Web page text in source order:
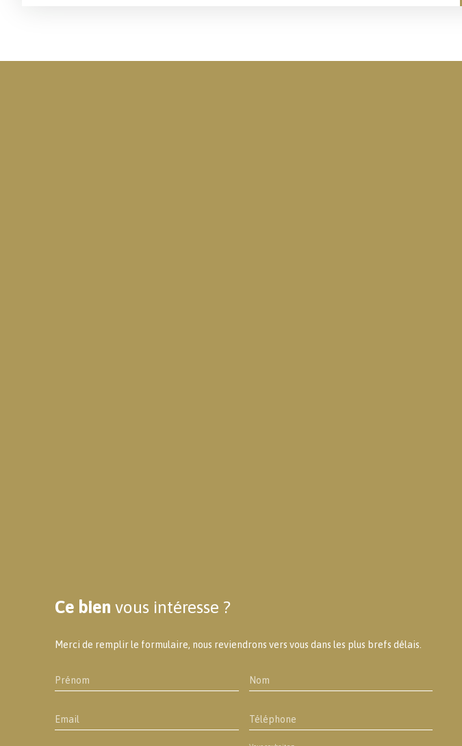
Ce bien vous intéresse ?
Merci de remplir le formulaire, nous reviendrons vers vous dans les plus brefs délais.
Prénom Nom
Email Téléphone